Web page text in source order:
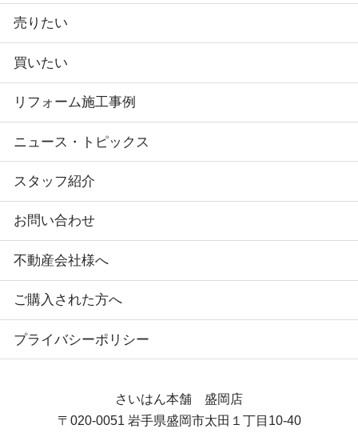
売りたい
買いたい
リフォーム施工事例
ニュース・トピックス
スタッフ紹介
お問い合わせ
不動産会社様へ
ご購入された方へ
プライバシーポリシー
さいはん本舗 盛岡店
〒020-0051 岩手県盛岡市太田１丁目10-40